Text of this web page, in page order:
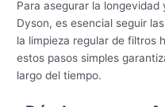
Para asegurar la
Dyson, es esencial seguir
la limpieza regular de filtros
estos pasos simples
largo del tiempo.